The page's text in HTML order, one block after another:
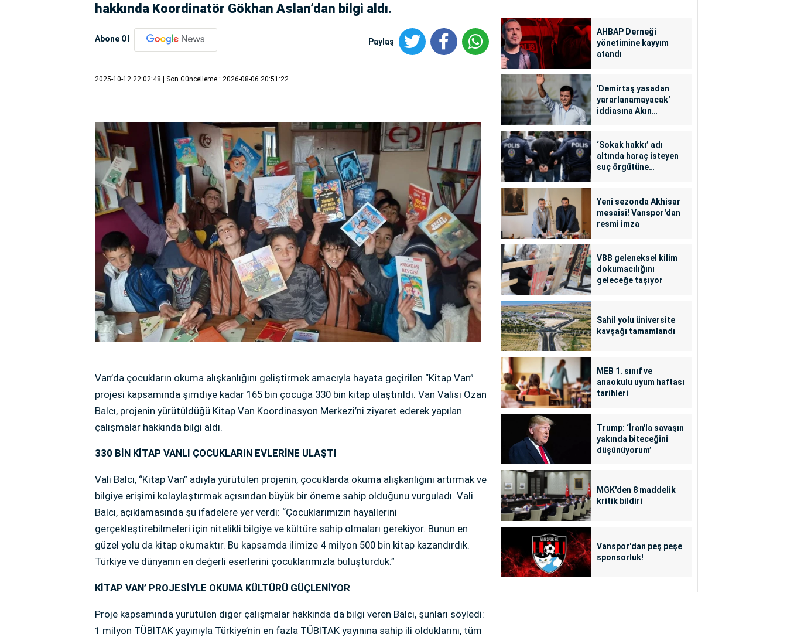
hakkında Koordinatör Gökhan Aslan’dan bilgi aldı.
Abone Ol Paylaş
2025-10-12 22:02:48 | Son Güncelleme : 2026-08-06 20:51:22
Van’da çocukların okuma alışkanlığını geliştirmek amacıyla hayata geçirilen “Kitap Van”
projesi kapsamında şimdiye kadar 165 bin çocuğa 330 bin kitap ulaştırıldı. Van Valisi Ozan
Balcı, projenin yürütüldüğü Kitap Van Koordinasyon Merkezi’ni ziyaret ederek yapılan
çalışmalar hakkında bilgi aldı.
330 BİN KİTAP VANLI ÇOCUKLARIN EVLERİNE ULAŞTI
Vali Balcı, “Kitap Van” adıyla yürütülen projenin, çocuklarda okuma alışkanlığını artırmak ve
bilgiye erişimi kolaylaştırmak açısından büyük bir öneme sahip olduğunu vurguladı. Vali
Balcı, açıklamasında şu ifadelere yer verdi: “Çocuklarımızın hayallerini
gerçekleştirebilmeleri için nitelikli bilgiye ve kültüre sahip olmaları gerekiyor. Bunun en
güzel yolu da kitap okumaktır. Bu kapsamda ilimize 4 milyon 500 bin kitap kazandırdık.
Türkiye ve dünyanın en değerli eserlerini çocuklarımızla buluşturduk.”
KİTAP VAN’ PROJESİYLE OKUMA KÜLTÜRÜ GÜÇLENİYOR
Proje kapsamında yürütülen diğer çalışmalar hakkında da bilgi veren Balcı, şunları söyledi:
1 milyon TÜBİTAK yayınıyla Türkiye’nin en fazla TÜBİTAK yayınına sahip ili olduklarını, tüm
AHBAP Derneği
yönetimine kayyım
atandı
'Demirtaş yasadan
yararlanamayacak'
iddiasına Akın
‘Sokak hakkı’ adı
altında haraç isteyen
suç örgütüne
Yeni sezonda Akhisar
mesaisi! Vanspor'dan
resmi imza
VBB geleneksel kilim
dokumacılığını
geleceğe taşıyor
Sahil yolu üniversite
kavşağı tamamlandı
MEB 1. sınıf ve
anaokulu uyum haftası
tarihleri
Trump: ‘İran'la savaşın
yakında biteceğini
düşünüyorum’
MGK'den 8 maddelik
kritik bildiri
Vanspor'dan peş peşe
sponsorluk!